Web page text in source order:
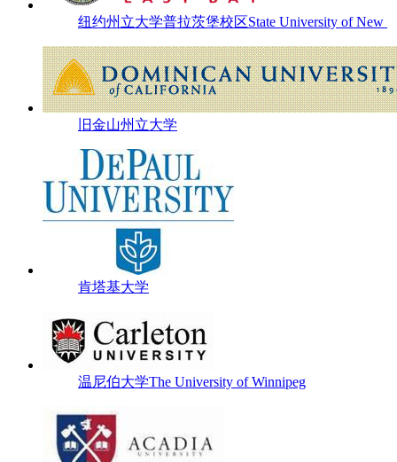
纽约州立大学普拉茨堡校区State University of New
旧金山州立大学
肯塔基大学
温尼伯大学The University of Winnipeg